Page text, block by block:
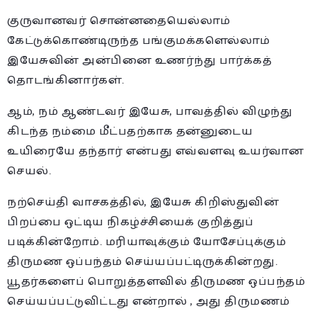
குருவானவர் சொன்னதையெல்லாம்
கேட்டுக்கொண்டிருந்த பங்குமக்களெல்லாம்
இயேசுவின் அன்பினை உணர்ந்து பார்க்கத்
தொடங்கினார்கள்.
ஆம், நம் ஆண்டவர் இயேசு, பாவத்தில் விழுந்து
கிடந்த நம்மை மீட்பதற்காக தன்னுடைய
உயிரையே தந்தார் என்பது எவ்வளவு உயர்வான
செயல்.
நற்செய்தி வாசகத்தில், இயேசு கிறிஸ்துவின்
பிறப்பை ஒட்டிய நிகழ்ச்சியைக் குறித்துப்
படிக்கின்றோம். மரியாவுக்கும் யோசேப்புக்கும்
திருமண ஒப்பந்தம் செய்யப்பட்டிருக்கின்றது.
யூதர்களைப் பொறுத்தளவில் திருமண ஒப்பந்தம்
செய்யப்பட்டுவிட்டது என்றால் , அது திருமணம்